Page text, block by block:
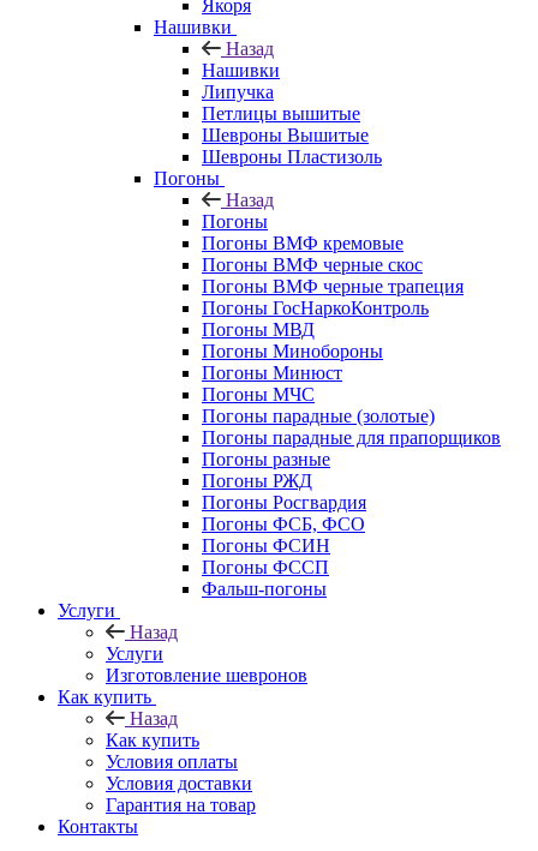
Якоря
Нашивки
Назад
Нашивки
Липучка
Петлицы вышитые
Шевроны Вышитые
Шевроны Пластизоль
Погоны
Назад
Погоны
Погоны ВМФ кремовые
Погоны ВМФ черные скос
Погоны ВМФ черные трапеция
Погоны ГосНаркоКонтроль
Погоны МВД
Погоны Минобороны
Погоны Минюст
Погоны МЧС
Погоны парадные (золотые)
Погоны парадные для прапорщиков
Погоны разные
Погоны РЖД
Погоны Росгвардия
Погоны ФСБ, ФСО
Погоны ФСИН
Погоны ФССП
Фальш-погоны
Услуги
Назад
Услуги
Изготовление шевронов
Как купить
Назад
Как купить
Условия оплаты
Условия доставки
Гарантия на товар
Контакты